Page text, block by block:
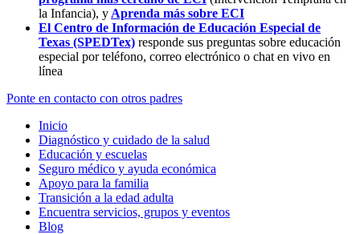
la Infancia), y Aprenda más sobre ECI
El Centro de Información de Educación Especial de
Texas (SPEDTex) responde sus preguntas sobre educación
especial por teléfono, correo electrónico o chat en vivo en
línea
Ponte en contacto con otros padres
Inicio
Diagnóstico y cuidado de la salud
Educación y escuelas
Seguro médico y ayuda económica
Apoyo para la familia
Transición a la edad adulta
Encuentra servicios, grupos y eventos
Blog